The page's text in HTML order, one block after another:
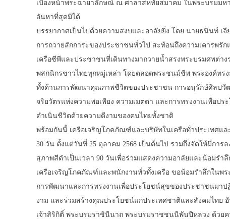
เบื้องหน้าพระฉายาลักษณ์ ณ ศาลาสหทัยสมาคม ในพระบรมม
อันหาที่สุดมิได้
บรรยากาศเป็นไปด้วยความสงบและอาลัยยิ่ง โดย นายธนินท์ เ
การถวายสักการะของประชาชนทั่วไป สะท้อนถึงความเคารพ
เครือซีพีและประชาชนที่เดินทางมาถวายน้ำสรงพระบรมศพต่
พสกนิกรชาวไทยทุกหมู่เหล่า โดยตลอดพระชนม์ชีพ พระองค์ท
ทั้งด้านการพัฒนาคุณภาพชีวิตของประชาชน การอนุรักษ์ศิลปวั
จริยวัตรแห่งความพอเพียง ความเมตตา และการทรงงานเพื่อป
ดำเนินชีวิตด้วยความดีงามของคนไทยทั้งชาติ
พร้อมกันนี้ เครือเจริญโภคภัณฑ์และบริษัทในเครือทั่วประเทศแล
30 วัน ตั้งแต่วันที่ 25 ตุลาคม 2568 เป็นต้นไป รวมถึงจัดให้มีกา
สุภาพสีดำเป็นเวลา 90 วันเพื่อร่วมแสดงความอาลัยและน้อมร
เครือเจริญโภคภัณฑ์และพนักงานทั่วทั้งเครือ ขอน้อมรำลึกใน
การพัฒนาและการทรงงานเพื่อประโยชน์สุขของประชาชนมา
งาม และร่วมสร้างคุณประโยชน์แก่ประเทศชาติและสังคมไทย
เจ้าสิริกิติ์ พระบรมราชินีนาถ พระบรมราชชนนีพันปีหลวง ด้ว